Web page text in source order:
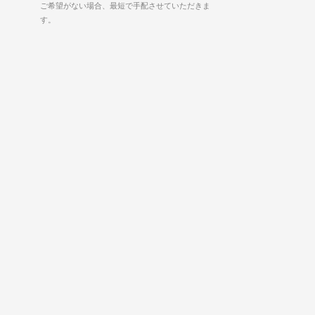
ご希望がない場合、最短で手配させていただきま
す。